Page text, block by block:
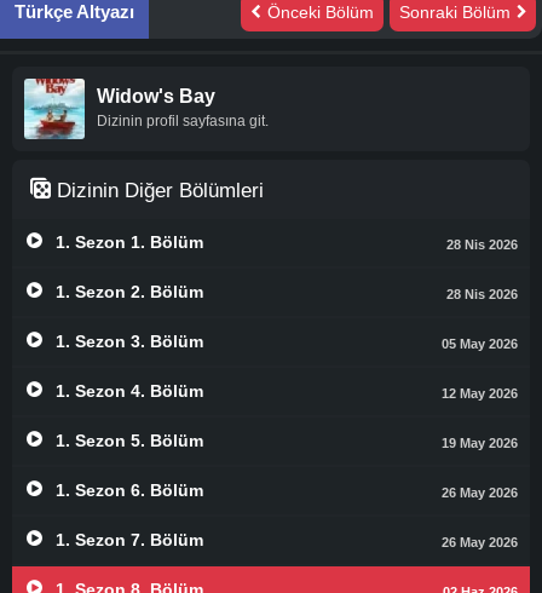
Türkçe Altyazı Önceki Bölüm Sonraki Bölüm
Widow's Bay
Dizinin profil sayfasına git.
Dizinin Diğer Bölümleri
1. Sezon 1. Bölüm 28 Nis 2026
1. Sezon 2. Bölüm 28 Nis 2026
1. Sezon 3. Bölüm 05 May 2026
1. Sezon 4. Bölüm 12 May 2026
1. Sezon 5. Bölüm 19 May 2026
1. Sezon 6. Bölüm 26 May 2026
1. Sezon 7. Bölüm 26 May 2026